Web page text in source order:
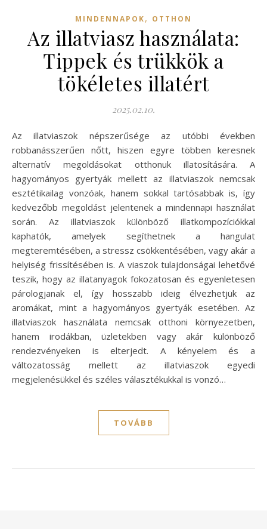
MINDENNAPOK, OTTHON
Az illatviasz használata:
Tippek és trükkök a
tökéletes illatért
2025.02.10.
Az illatviaszok népszerűsége az utóbbi években
robbanásszerűen nőtt, hiszen egyre többen keresnek
alternatív megoldásokat otthonuk illatosítására. A
hagyományos gyertyák mellett az illatviaszok nemcsak
esztétikailag vonzóak, hanem sokkal tartósabbak is, így
kedvezőbb megoldást jelentenek a mindennapi használat
során. Az illatviaszok különböző illatkompozíciókkal
kaphatók, amelyek segíthetnek a hangulat
megteremtésében, a stressz csökkentésében, vagy akár a
helyiség frissítésében is. A viaszok tulajdonságai lehetővé
teszik, hogy az illatanyagok fokozatosan és egyenletesen
párologjanak el, így hosszabb ideig élvezhetjük az
aromákat, mint a hagyományos gyertyák esetében. Az
illatviaszok használata nemcsak otthoni környezetben,
hanem irodákban, üzletekben vagy akár különböző
rendezvényeken is elterjedt. A kényelem és a
változatosság mellett az illatviaszok egyedi
megjelenésükkel és széles választékukkal is vonzó…
TOVÁBB